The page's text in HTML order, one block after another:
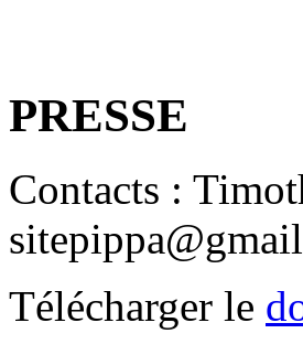
PRESSE
Contacts :
Télécharger le